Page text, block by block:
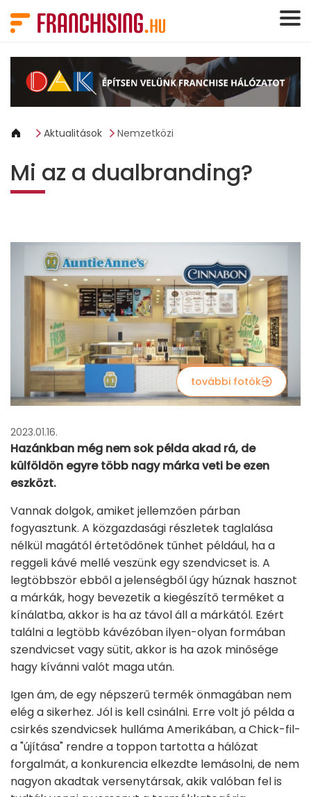
Aktualitások Nemzetközi
Mi az a dualbranding?
további fotók
2023.01.16.
Hazánkban még nem sok példa akad rá, de
külföldön egyre több nagy márka veti be ezen
eszközt.
Vannak dolgok, amiket jellemzően párban
fogyasztunk. A közgazdasági részletek taglalása
nélkül magától értetődőnek tűnhet például, ha a
reggeli kávé mellé veszünk egy szendvicset is. A
legtöbbször ebből a jelenségből úgy húznak hasznot
a márkák, hogy bevezetik a kiegészítő terméket a
kínálatba, akkor is ha az távol áll a márkától. Ezért
találni a legtöbb kávézóban ilyen-olyan formában
szendvicset vagy sütit, akkor is ha azok minősége
hagy kívánni valót maga után.
Igen ám, de egy népszerű termék önmagában nem
elég a sikerhez. Jól is kell csinálni. Erre volt jó példa a
csirkés szendvicsek hulláma Amerikában, a Chick-fil-
a "újítása" rendre a toppon tartotta a hálózat
forgalmát, a konkurencia elkezdte lemásolni, de nem
nagyon akadtak versenytársak, akik valóban fel is